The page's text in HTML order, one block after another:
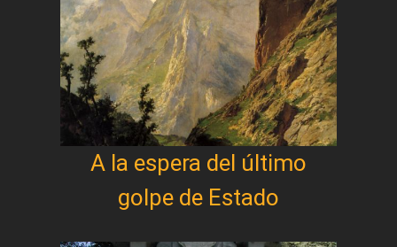
A la espera del último
golpe de Estado